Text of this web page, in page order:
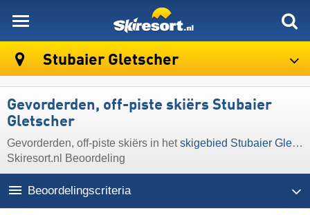
Stubaier Gletscher
Gevorderden, off-piste skiërs Stubaier
Gletscher
Gevorderden, off-piste skiërs in hetskigebied Stubaier Gletscher
Skiresort.nl Beoordeling
Beoordelingscriteria